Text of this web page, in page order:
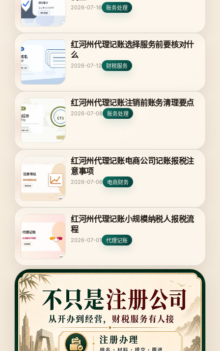
2026-07-16 账务处理
红河州代理记账选择服务前要核对什
么
2026-07-12 财税服务
红河州代理记账注销前账务清理要点
2026-07-08 账务处理
红河州代理记账电商公司记账报税注
意事项
2026-07-06 电商财务
红河州代理记账小规模纳税人报税流
程
2026-07-01 代理记账